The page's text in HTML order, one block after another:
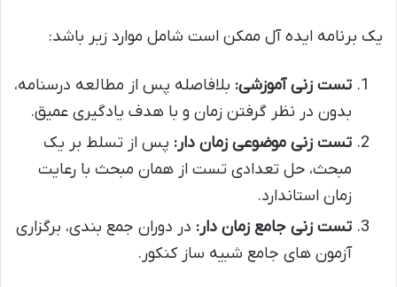
یک برنامه ایده آل ممکن است شامل موارد زیر باشد:
تست زنی آموزشی: بلافاصله پس از مطالعه درسنامه،
بدون در نظر گرفتن زمان و با هدف یادگیری عمیق.
تست زنی موضوعی زمان دار: پس از تسلط بر یک
مبحث، حل تعدادی تست از همان مبحث با رعایت
زمان استاندارد.
تست زنی جامع زمان دار: در دوران جمع بندی، برگزاری
آزمون های جامع شبیه ساز کنکور.